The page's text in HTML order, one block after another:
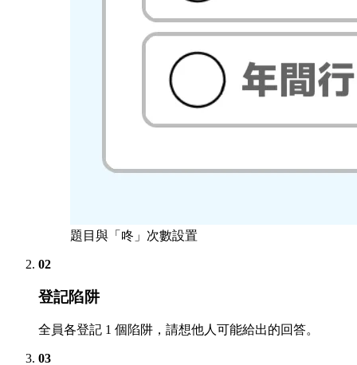
題目與「咚」次數設置
02
登記陷阱
全員各登記 1 個陷阱，請想他人可能給出的回答。
03